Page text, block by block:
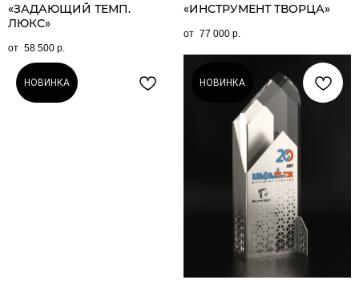
«ЗАДАЮЩИЙ ТЕМП.
ЛЮКС»
58 500 р.
«ИНСТРУМЕНТ ТВОРЦА»
77 000 р.
НОВИНКА НОВИНКА